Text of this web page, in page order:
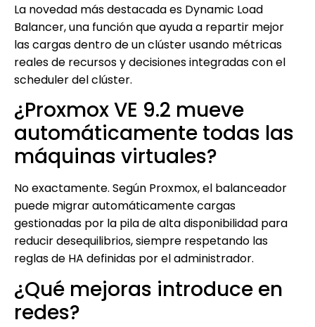
La novedad más destacada es Dynamic Load
Balancer, una función que ayuda a repartir mejor
las cargas dentro de un clúster usando métricas
reales de recursos y decisiones integradas con el
scheduler del clúster.
¿Proxmox VE 9.2 mueve
automáticamente todas las
máquinas virtuales?
No exactamente. Según Proxmox, el balanceador
puede migrar automáticamente cargas
gestionadas por la pila de alta disponibilidad para
reducir desequilibrios, siempre respetando las
reglas de HA definidas por el administrador.
¿Qué mejoras introduce en
redes?